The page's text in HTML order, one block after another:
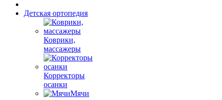
Детская ортопедия
Коврики,
массажеры
Корректоры
осанки
Мячи